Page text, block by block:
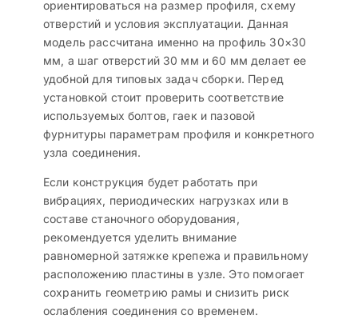
ориентироваться на размер профиля, схему
отверстий и условия эксплуатации. Данная
модель рассчитана именно на профиль 30×30
мм, а шаг отверстий 30 мм и 60 мм делает ее
удобной для типовых задач сборки. Перед
установкой стоит проверить соответствие
используемых болтов, гаек и пазовой
фурнитуры параметрам профиля и конкретного
узла соединения.
Если конструкция будет работать при
вибрациях, периодических нагрузках или в
составе станочного оборудования,
рекомендуется уделить внимание
равномерной затяжке крепежа и правильному
расположению пластины в узле. Это помогает
сохранить геометрию рамы и снизить риск
ослабления соединения со временем.